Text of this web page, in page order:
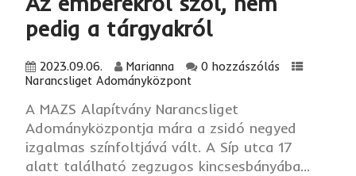
pedig a tárgyakról
2023.09.06. Marianna
0 hozzászólás
Narancsliget Adományközpont
A MAZS Alapítvány Narancsliget
Adományközpontja mára a zsidó negyed
izgalmas színfoltjává vált. A Síp utca 17
alatt található zegzugos kincsesbányába...